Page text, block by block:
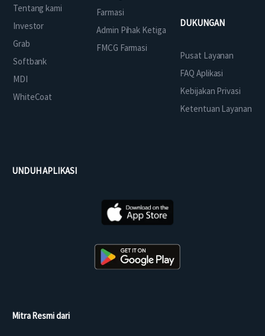
Tentang kami
Investor
Grab
Softbank
MDI
WhiteCoat
Farmasi
Admin Pihak Ketiga
FMCG Farmasi
DUKUNGAN
Pusat Layanan
FAQ Aplikasi
Kebijakan Privasi
Ketentuan Layanan
UNDUH APLIKASI
Mitra Resmi dari